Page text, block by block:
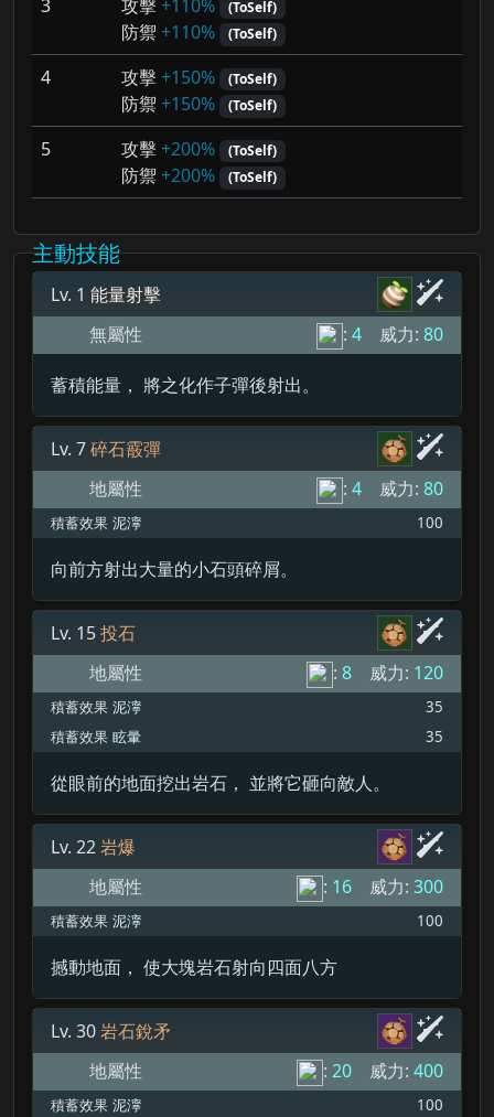
3 攻擊+110% (ToSelf)
防禦+110% (ToSelf)
4 攻擊+150% (ToSelf)
防禦+150% (ToSelf)
5 攻擊+200% (ToSelf)
防禦+200% (ToSelf)
主動技能
Lv. 1 能量射擊
無屬性
: 4 威力: 80
蓄積能量， 將之化作子彈後射出。
Lv. 7碎石霰彈
地屬性
: 4 威力: 80
積蓄效果 泥濘 100
向前方射出大量的小石頭碎屑。
Lv. 15投石
地屬性
: 8 威力: 120
積蓄效果 泥濘
35
積蓄效果 眩暈 35
從眼前的地面挖出岩石， 並將它砸向敵人。
Lv. 22岩爆
地屬性
: 16 威力: 300
積蓄效果 泥濘 100
撼動地面， 使大塊岩石射向四面八方
Lv. 30岩石銳矛
地屬性
: 20 威力: 400
積蓄效果 泥濘 100